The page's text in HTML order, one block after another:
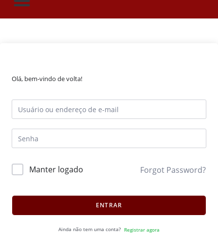
Olá, bem-vindo de volta!
Manter logado Forgot Password?
ENTRAR
Ainda não tem uma conta? Registrar agora